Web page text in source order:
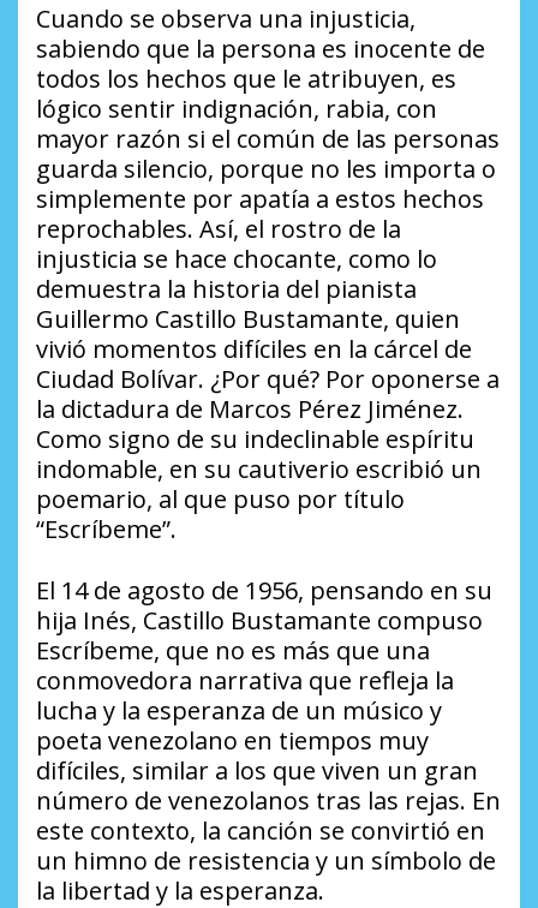
Cuando se observa una injusticia,
sabiendo que la persona es inocente de
todos los hechos que le atribuyen, es
lógico sentir indignación, rabia, con
mayor razón si el común de las personas
guarda silencio, porque no les importa o
simplemente por apatía a estos hechos
reprochables. Así, el rostro de la
injusticia se hace chocante, como lo
demuestra la historia del pianista
Guillermo Castillo Bustamante, quien
vivió momentos difíciles en la cárcel de
Ciudad Bolívar. ¿Por qué? Por oponerse a
la dictadura de Marcos Pérez Jiménez.
Como signo de su indeclinable espíritu
indomable, en su cautiverio escribió un
poemario, al que puso por título
“Escríbeme”.
El 14 de agosto de 1956, pensando en su
hija Inés, Castillo Bustamante compuso
Escríbeme, que no es más que una
conmovedora narrativa que refleja la
lucha y la esperanza de un músico y
poeta venezolano en tiempos muy
difíciles, similar a los que viven un gran
número de venezolanos tras las rejas. En
este contexto, la canción se convirtió en
un himno de resistencia y un símbolo de
la libertad y la esperanza.